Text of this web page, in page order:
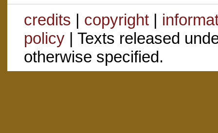
credits | copyright|
policy| Texts released
otherwise specified.